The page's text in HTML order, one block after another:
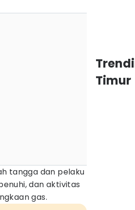
tangga dan pelaku
dan aktivitas
gas.
Timur